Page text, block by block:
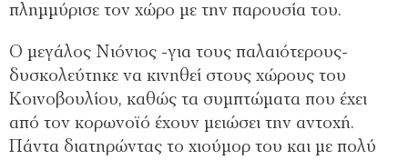
πλημμύρισε τον χώρο με την παρουσία του.
Ο μεγάλος Νιόνιος -για τους παλαιότερους-
δυσκολεύτηκε να κινηθεί στους χώρους του
Κοινοβουλίου, καθώς τα συμπτώματα που έχει
από τον κορωνοϊό έχουν μειώσει την αντοχή.
Πάντα διατηρώντας το χιούμορ του και με πολύ